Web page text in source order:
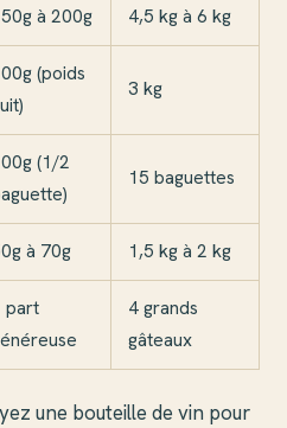
à 200g 4,5 kg à 6 kg
(poids
3 kg
(1/2
15 baguettes
à 70g 1,5 kg à 2 kg
part
4 grands
gâteaux
une bouteille de vin pour